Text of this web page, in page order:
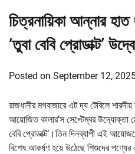
চিত্রনায়িকা আন্নার
‘তুবা বেবি প্রোডাক্ট’
Posted on September 12,
রাজধানীর মগবাজারে এট দ্য টেবিলে
আয়োজিত কালার’স সেপ্টেম্বর উদ্যোক্তা
বেবি প্রোডাক্ট’।তিন দিনব্যাপী এই
বিশেষ আকর্ষণ হয়ে উঠেছে শিশুদের